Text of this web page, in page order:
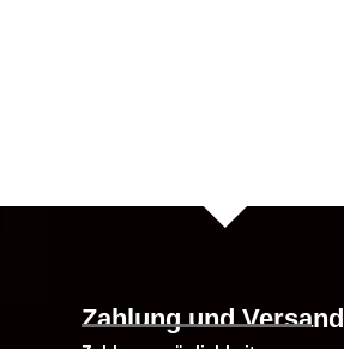
Zahlung und Versand